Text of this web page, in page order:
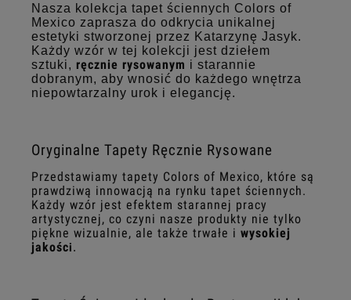
Nasza kolekcja tapet ściennych Colors of
Mexico zaprasza do odkrycia unikalnej
estetyki stworzonej przez Katarzynę Jasyk.
Każdy wzór w tej kolekcji jest dziełem
sztuki, ręcznie rysowanym i starannie
dobranym, aby wnosić do każdego wnętrza
niepowtarzalny urok i elegancję.
Oryginalne Tapety Ręcznie Rysowane
Przedstawiamy tapety Colors of Mexico, które są
prawdziwą innowacją na rynku tapet ściennych.
Każdy wzór jest efektem starannej pracy
artystycznej, co czyni nasze produkty nie tylko
piękne wizualnie, ale także trwałe i wysokiej
jakości.